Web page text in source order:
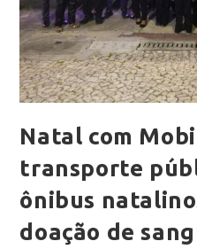
Natal com
transporte
ônibus
doação de